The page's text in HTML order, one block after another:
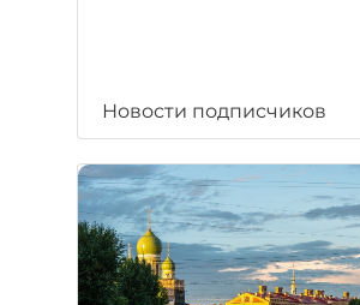
Новости подписчиков